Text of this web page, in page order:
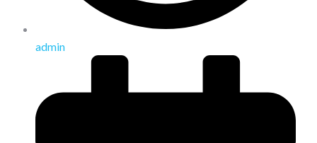
admin